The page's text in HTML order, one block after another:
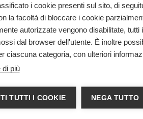
i cookie presenti sul sito, di
la facoltà di bloccare i cookie
autorizzate vengono disabilitate,
dal browser dell'utente. È inoltre
ciascuna categoria, con ulteriori
di più
TUTTI I COOKIE NEGA TUTTO